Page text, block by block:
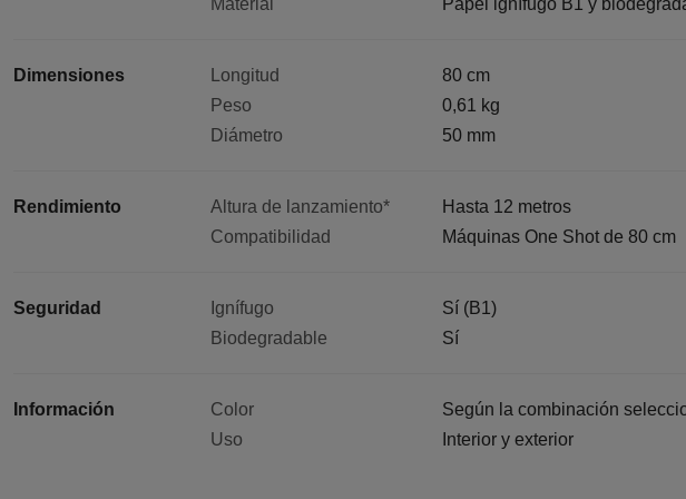
Material
Papel ignífugo B1 y
Dimensiones
Longitud
Peso
Diámetro
80 cm
0,61 kg
50 mm
Rendimiento
Altura de lanzamiento*
Compatibilidad
Hasta 12 metros
Máquinas One Shot de 80 cm
Seguridad
Ignífugo
Biodegradable
Sí (B1)
Sí
Información
Color
Uso
Según la combinación
Interior y exterior